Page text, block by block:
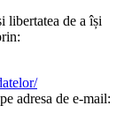
de a își
adresa de e-mail: